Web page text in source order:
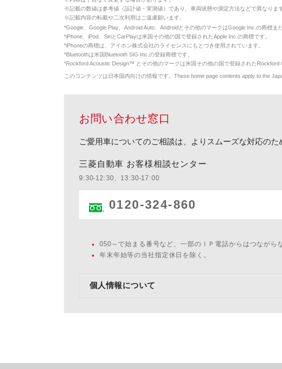
※記載の数値は参考値（設計値・実測値）であり、車両状態や測定方法などで異なります
※記載内容の転載や二次利用はご遠慮願います。
*Google、Google Play、Android Auto、Androidとその他のマークはGoogle Inc.の商標ま
*iPhone、iPod、SiriとCarPlayは米国その他の国で登録されたApple Inc.の商標です。
*iPhoneの商標は、アイホン株式会社のライセンスにもとづき使用されています。
*Bluetoothは米国Bluetooth SIG Inc.の登録商標です。
*Rockford Acoustic Design™ とその他のマークは米国その他の国で登録されたRockford
このコンテンツは日本国内向けの情報です。These home page contents apply to the
お問い合わせ窓口
ご愛用車についてのご相談は、よりスムーズな対応のた
三菱自動車 お客様相談センター
9:30-12:30、13:30-17:00
0120-324-860
050～で始まる番号など、一部のＩＰ電話からはつながら
年末年始等の当社指定休日を除く。
個人情報について